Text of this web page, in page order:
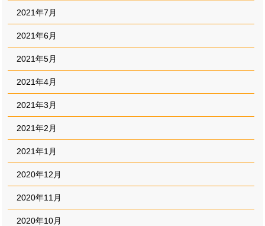
2021年7月
2021年6月
2021年5月
2021年4月
2021年3月
2021年2月
2021年1月
2020年12月
2020年11月
2020年10月